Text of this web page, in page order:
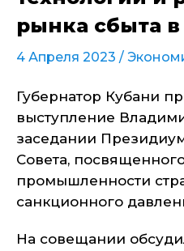
рынка сбыта
4 Апреля 2023 /
Губернатор Кубани
выступление
заседании
Совета,
промышленности
санкционного
На совещании